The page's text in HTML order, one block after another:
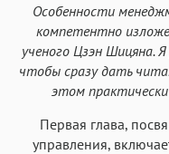
Особенности
компетентно
ученого Цзэн Шицяна.
чтобы сразу дать
этом
Первая глава,
управления,